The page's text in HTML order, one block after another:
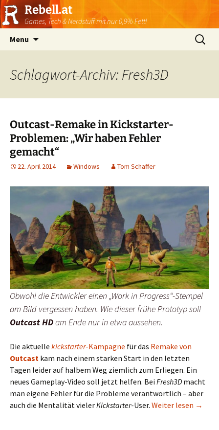
Rebell.at
Games, Tech & Nerdstuff mit nur 0,9% Fett!
Menu
Suchen
nach:
Schlagwort-Archiv: Fresh3D
Outcast-Remake in Kickstarter-
Problemen: „Wir haben Fehler
gemacht“
22. April 2014 Windows Tom Schaffer
Obwohl die Entwickler einen „Work in Progress“-Stempel
am Bild vergessen haben. Wie dieser frühe Prototyp soll
Outcast HDam Ende nur in etwa aussehen.
Die aktuelle kickstarter-Kampagne für das Remake von
Outcast kam nach einem starken Start in den letzten
Tagen leider auf halbem Weg ziemlich zum Erliegen. Ein
neues Gameplay-Video soll jetzt helfen. Bei Fresh3D macht
man eigene Fehler für die Probleme verantwortlich – aber
auch die Mentalität vielerKickstarter-User. Weiter lesen →